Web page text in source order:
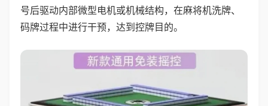
号后驱动内部微型电机或机械结构，在麻将机洗牌、
码牌过程中进行干预，达到控牌目的。